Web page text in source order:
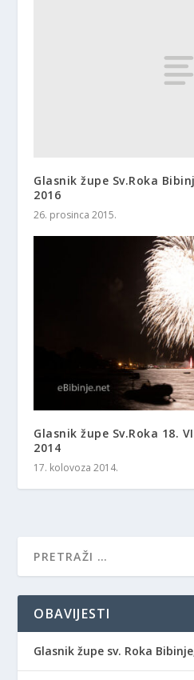
Glasnik župe Sv.Roka
2016
26. prosinca 2015.
Glasnik župe Sv.Roka 18.
2014
17. kolovoza 2014.
OBAVIJESTI
Glasnik župe sv. Roka